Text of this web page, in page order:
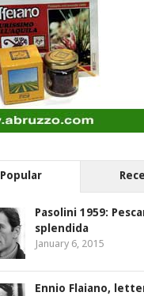
Popular
Pasolini 1959:
splendida
January 6, 2015
Ennio Flaiano,